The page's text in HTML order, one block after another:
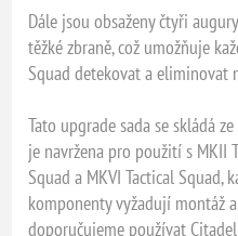
Dále jsou obsaženy čtyři
těžké zbraně, což umožňuje
Squad detekovat a eliminovat
Tato upgrade sada se skládá
je navržena pro použití s MKII
Squad a MKVI Tactical Squad,
komponenty vyžadují montáž
doporučujeme používat